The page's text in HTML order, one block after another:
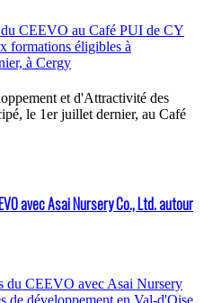
et d'Attractivité des
le 1er juillet dernier, au Café
avec Asai Nursery Co., Ltd. autour